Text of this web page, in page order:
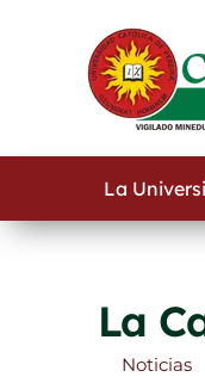
La
La
Noticias